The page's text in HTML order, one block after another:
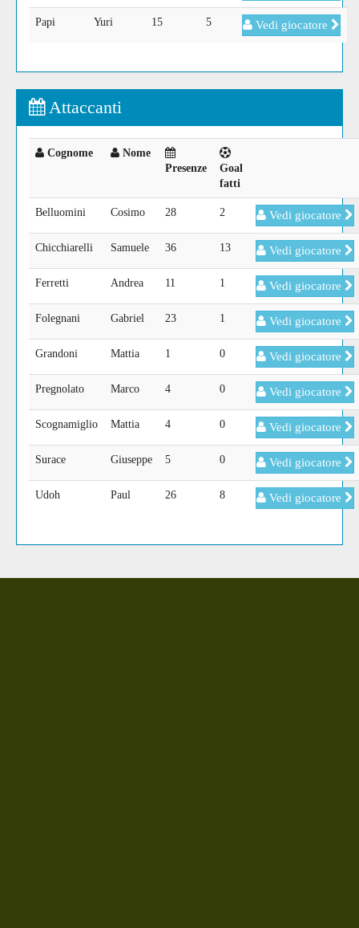
Papi Yuri 15 5 Vedi giocatore
Attaccanti
Cognome
Nome
Presenze
Goal
fatti
Belluomini Cosimo 28 2 Vedi giocatore
Chicchiarelli Samuele 36 13 Vedi giocatore
Ferretti Andrea 11 1 Vedi giocatore
Folegnani Gabriel 23 1 Vedi giocatore
Grandoni Mattia 1 0 Vedi giocatore
Pregnolato Marco 4 0 Vedi giocatore
Scognamiglio Mattia 4 0 Vedi giocatore
Surace Giuseppe 5 0 Vedi giocatore
Udoh Paul 26 8 Vedi giocatore